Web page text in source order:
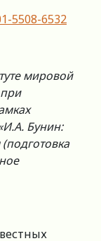
5508-6532
мировой
Бунин: